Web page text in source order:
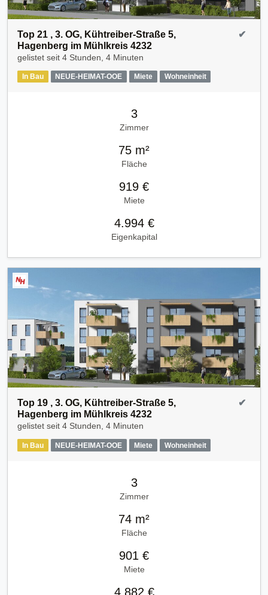
Top 21 , 3. OG, Kühtreiber-Straße 5,
Hagenberg im Mühlkreis 4232
gelistet seit 4 Stunden, 4 Minuten
In Bau NEUE-HEIMAT-OOE Miete Wohneinheit
✔
3
Zimmer
75 m²
Fläche
919 €
Miete
4.994 €
Eigenkapital
Top 19 , 3. OG, Kühtreiber-Straße 5,
Hagenberg im Mühlkreis 4232
gelistet seit 4 Stunden, 4 Minuten
In Bau NEUE-HEIMAT-OOE Miete Wohneinheit
✔
3
Zimmer
74 m²
Fläche
901 €
Miete
4.882 €